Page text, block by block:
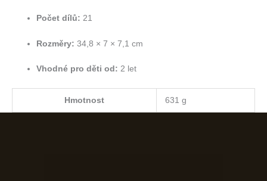
Počet dílů: 21
Rozměry: 34,8 × 7 × 7,1 cm
Vhodné pro děti od: 2 let
Hmotnost 631 g